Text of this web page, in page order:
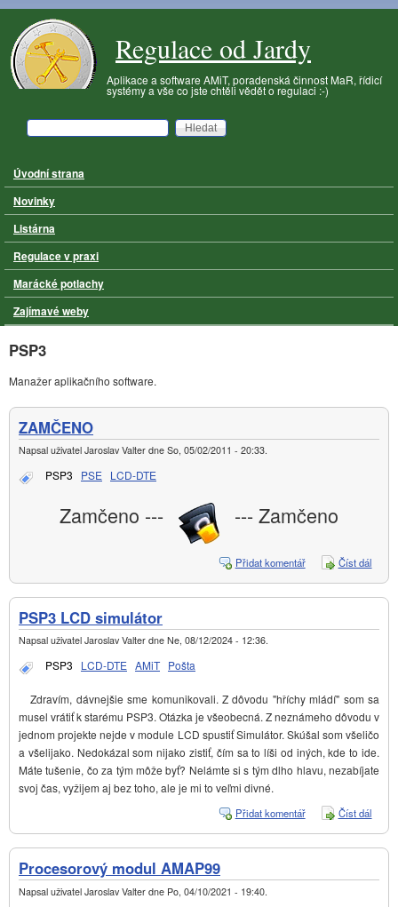
Regulace od Jardy
Aplikace a software AMiT, poradenská činnost MaR, řídicí
systémy a vše co jste chtěli vědět o regulaci :-)
Vyhledávání
Hledat
Hlavní menu
Úvodní strana
Novinky
Listárna
Regulace v praxi
Marácké potlachy
Zajímavé weby
PSP3
Manažer aplikačního software.
ZAMČENO
Napsal uživatel Jaroslav Valter dne So, 05/02/2011 - 20:33.
PSP3 PSE LCD-DTE
Zamčeno --- --- Zamčeno
Číst dál
Přidat komentář
PSP3 LCD simulátor
Napsal uživatel Jaroslav Valter dne Ne, 08/12/2024 - 12:36.
PSP3 LCD-DTE AMiT Pošta
Zdravím, dávnejšie sme komunikovali. Z dôvodu "hříchy mládí" som sa
musel vrátiť k starému PSP3. Otázka je všeobecná. Z neznámeho dôvodu v
jednom projekte nejde v module LCD spustiť Simulátor. Skúšal som všeličo
a všelijako. Nedokázal som nijako zistiť, čím sa to líši od iných, kde to ide.
Máte tušenie, čo za tým môže byť? Nelámte si s tým dlho hlavu, nezabíjate
svoj čas, vyžijem aj bez toho, ale je mi to veľmi divné.
Číst dál
LCD
Přidat komentář
Procesorový modul AMAP99
Napsal uživatel Jaroslav Valter dne Po, 04/10/2021 - 19:40